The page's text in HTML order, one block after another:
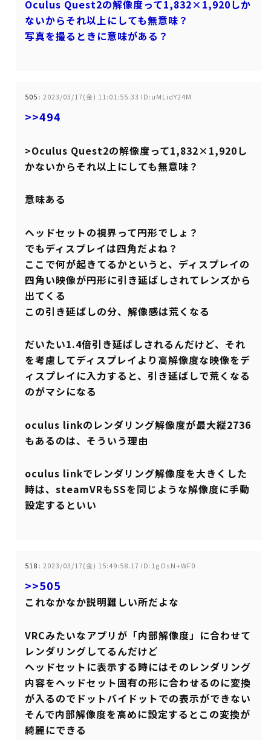
Oculus Quest2の解像度って1,832×1,920しか
ないからそれ以上にしても無意味？
写真を撮るときに意味がある？
505 : 2023/03/17(金) 11:01:55.33 ID:uMLidY24M
>>494
>Oculus Quest2の解像度って1,832×1,920し
かないからそれ以上にしても無意味？
意味ある
ヘッドセットの視界って円形でしょ？
でもディスプレイは四角だよね？
ここで何が起きてるかというと、ディスプレイの
四角い映像が円形に引き延ばしされてレンズから
出てくる
この引き延ばしの分、解像感は荒くなる
だいたい1.4倍引き延ばしされるんだけど、それ
を考慮してディスプレイより高解像度な映像をデ
ィスプレイに入力すると、引き延ばしで荒くなる
のがマシになる
oculus linkのレンダリング解像度が最大縦2736
もあるのは、そういう理由
oculus linkでレンダリング解像度を大きくした
時は、steamVRもSSを同じような解像度に手動
設定するといい
518 : 2023/03/17(金) 15:49:58.17 ID:1gOsN+WF0
>>505
これなかなか説明難しい所だよな
VRCみたいなアプリが「内部解像度」に合わせて
レンダリングしてるんだけど
ヘッドセットに表示する時にはそのレンダリング
内容をヘッドセット固有の形に合わせるのに変換
が入るのでドットバイドットでの表示ができない
そんで内部解像度を高めに設定するとこの変換が
綺麗にできる